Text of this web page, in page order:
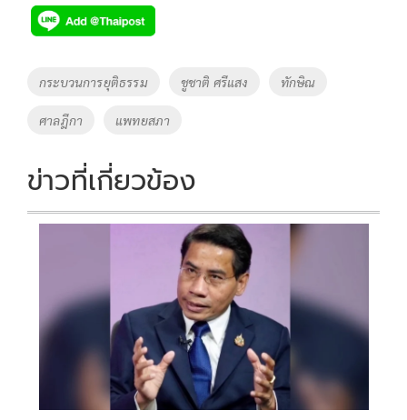
e
b
o
o
k
tt
er
p
y
Li
k
Tags
กระบวนการยุติธรรม ชูชาติ ศรีแสง ทักษิณ
ศาลฎีกา แพทยสภา
ข่าวที่เกี่ยวข้อง